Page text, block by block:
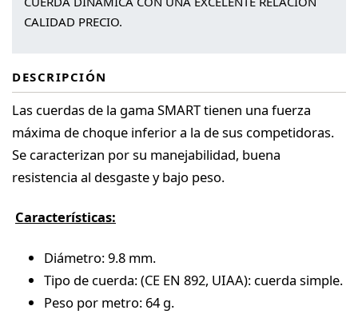
CALIDAD PRECIO.
DESCRIPCIÓN
Las cuerdas de la gama SMART tienen una fuerza
máxima de choque inferior a la de sus competidoras.
Se caracterizan por su manejabilidad, buena
resistencia al desgaste y bajo peso.
Características:
Diámetro: 9.8 mm.
Tipo de cuerda: (CE EN 892, UIAA): cuerda simple.
Peso por metro: 64 g.